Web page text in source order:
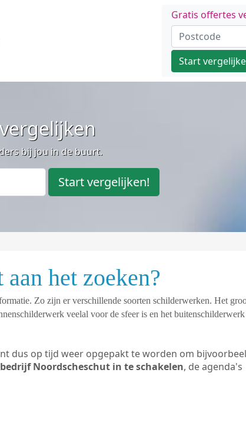
Gratis offertes
Start
bij jou in de buurt.
Start vergelijken!
het zoeken?
Zo zijn er verschillende soorten schilderwerken. Het
veelal voor de sfeer is en het
dus op tijd weer opgepakt te worden om
Noordscheschut in te schakelen, de agenda's